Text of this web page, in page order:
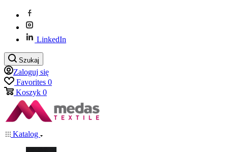
LinkedIn
Szukaj
Zaloguj się
Favorites 0
Koszyk 0
Katalog